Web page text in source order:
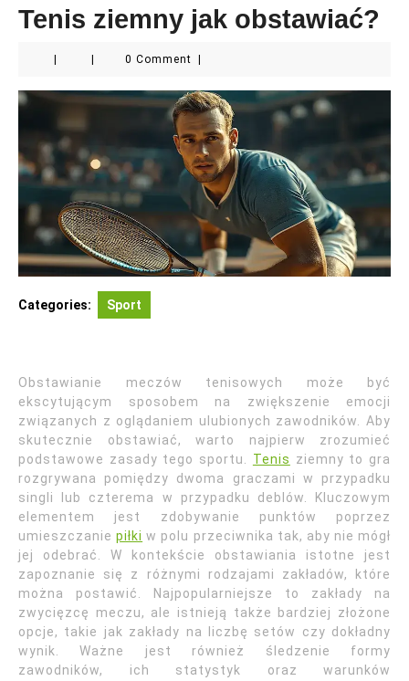
Tenis ziemny jak obstawiać?
0 Comment
Categories: Sport
Obstawianie meczów tenisowych może być
ekscytującym sposobem na zwiększenie emocji
związanych z oglądaniem ulubionych zawodników. Aby
skutecznie obstawiać, warto najpierw zrozumieć
podstawowe zasady tego sportu. Tenis ziemny to gra
rozgrywana pomiędzy dwoma graczami w przypadku
singli lub czterema w przypadku deblów. Kluczowym
elementem jest zdobywanie punktów poprzez
umieszczaniepiłki w polu przeciwnika tak, aby nie mógł
jej odebrać. W kontekście obstawiania istotne jest
zapoznanie się z różnymi rodzajami zakładów, które
można postawić. Najpopularniejsze to zakłady na
zwycięzcę meczu, ale istnieją także bardziej złożone
opcje, takie jak zakłady na liczbę setów czy dokładny
wynik. Ważne jest również śledzenie formy
zawodników, ich statystyk oraz warunków